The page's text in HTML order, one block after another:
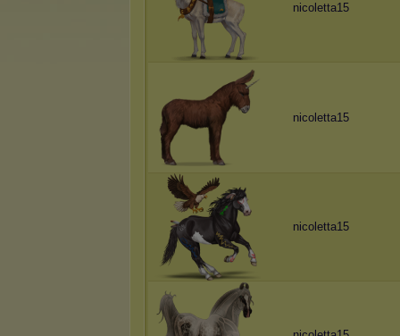
nicoletta15
nicoletta15
nicoletta15